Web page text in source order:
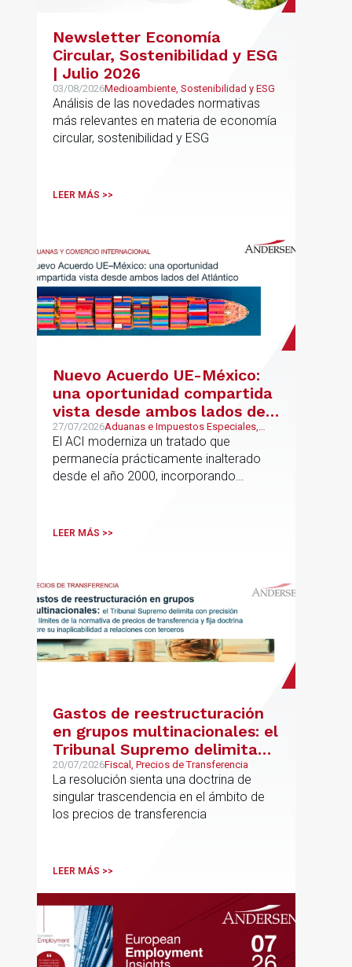
Newsletter Economía
Circular, Sostenibilidad y ESG
| Julio 2026
03/08/2026Medioambiente, Sostenibilidad y ESG
Análisis de las novedades normativas
más relevantes en materia de economía
circular, sostenibilidad y ESG
LEER MÁS >>
Nuevo Acuerdo UE-México:
una oportunidad compartida
vista desde ambos lados del
Atlántico
27/07/2026Aduanas e Impuestos Especiales,
Mexican Desk
El ACI moderniza un tratado que
permanecía prácticamente inalterado
desde el año 2000, incorporando
LEER MÁS >>
Gastos de reestructuración
en grupos multinacionales: el
Tribunal Supremo delimita
con precisión los límites de la
normativa de precios de
transferencia y fija doctrina
sobre su inaplicabilidad a
20/07/2026Fiscal, Precios de Transferencia
La resolución sienta una doctrina de
singular trascendencia en el ámbito de
los precios de transferencia
LEER MÁS >>